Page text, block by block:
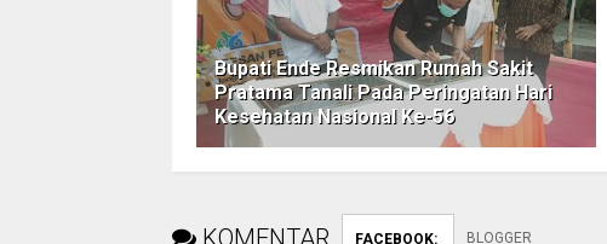
Bupati Ende Resmikan Rumah Sakit
Pratama Tanali Pada Peringatan Hari
Kesehatan Nasional Ke-56
KOMENTAR FACEBOOK: BLOGGER